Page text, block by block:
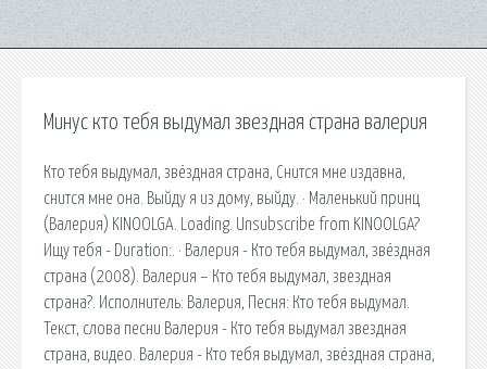
Минус кто тебя выдумал звездная страна валерия
Кто тебя выдумал, звёздная страна, Снится мне издавна,
снится мне она. Выйду я из дому, выйду. · Маленький принц
(Валерия) KINOOLGA. Loading. Unsubscribe from KINOOLGA?
Ищу тебя - Duration:. · Валерия - Кто тебя выдумал, звёздная
страна (2008). Валерия – Кто тебя выдумал, звездная
страна?. Исполнитель: Валерия, Песня: Кто тебя выдумал.
Текст, слова песни Валерия - Кто тебя выдумал звездная
страна, видео. Валерия - Кто тебя выдумал, звёздная страна,